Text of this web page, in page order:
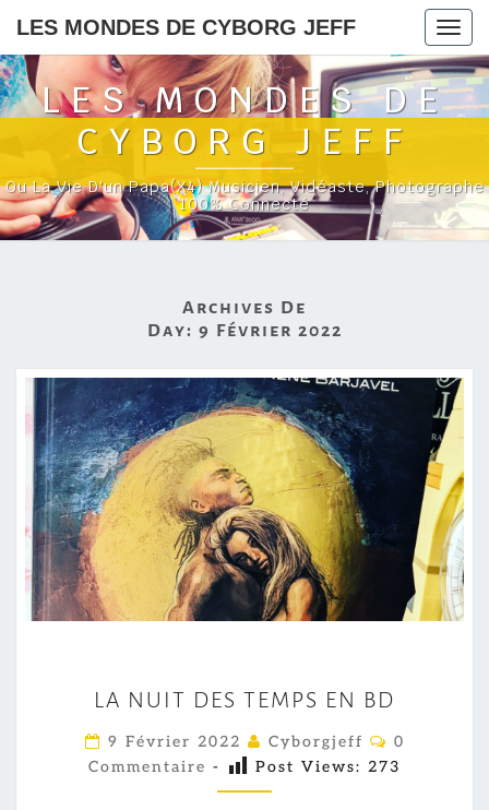
LES MONDES DE CYBORG JEFF
LES MONDES DE
CYBORG JEFF
Ou La Vie D'un Papa(x4) Musicien, Vidéaste, Photographe
100% Connecté
Archives De
Day: 9 Février 2022
A
N
U
I
LA NUIT DES TEMPS EN BD
9 Février 2022 Cyborgjeff
C
M
0
Commentaire - Post Views: 273